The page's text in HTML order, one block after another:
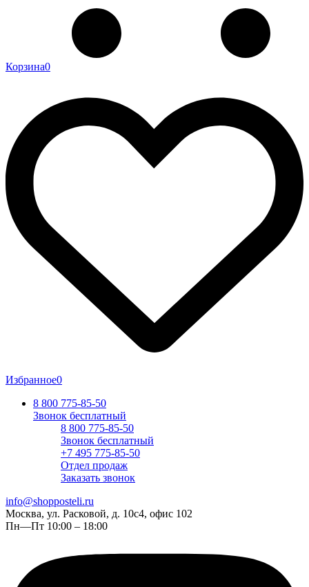
Корзина0
Избранное0
8 800 775-85-50
Звонок бесплатный
8 800 775-85-50
Звонок бесплатный
+7 495 775-85-50
Отдел продаж
Заказать звонок
info@shopposteli.ru
Москва, ул. Расковой, д. 10с4, офис 102
Пн—Пт 10:00 – 18:00